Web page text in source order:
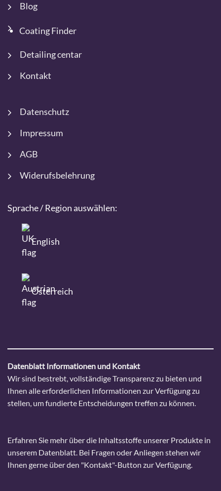
Blog
Coating Finder
Detailing centar
Kontakt
Datenschutz
Impressum
AGB
Widerufsbelehrung
Sprache / Region auswählen:
English
Österreich
Datenblatt Informationen und Kontakt
Wir sind bestrebt, vollständige Transparenz zu bieten und
Ihnen alle erforderlichen Informationen zur Verfügung zu
stellen, um fundierte Entscheidungen treffen zu können.
Erfahren Sie mehr über die Inhaltsstoffe unserer Produkte in
unserem Datenblatt. Bei Fragen oder Anliegen stehen wir
Ihnen gerne über den "Kontakt"-Button zur Verfügung.